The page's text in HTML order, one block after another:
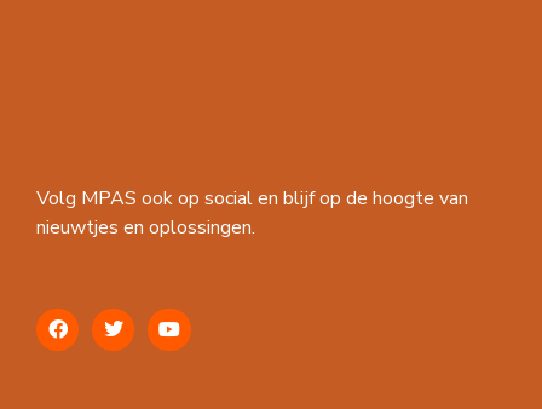
Volg MPAS ook op social en blijf op de hoogte van
nieuwtjes en oplossingen.